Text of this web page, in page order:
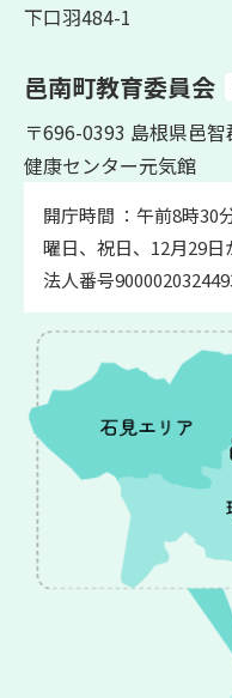
下口羽484-1
邑南町教育委員会
〒696-0393 島根県邑
健康センター元気館
開庁時間 ：午前8時30
曜日、祝日、12月29日
法人番号